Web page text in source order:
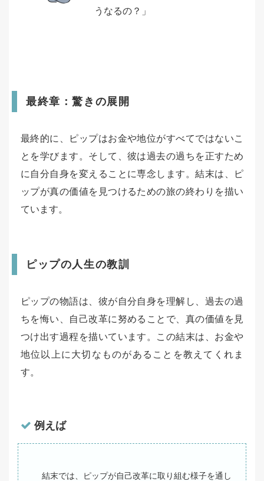
うなるの？」
最終章：驚きの展開
最終的に、ピップはお金や地位がすべてではないこ
とを学びます。そして、彼は過去の過ちを正すため
に自分自身を変えることに専念します。結末は、ピ
ップが真の価値を見つけるための旅の終わりを描い
ています。
ピップの人生の教訓
ピップの物語は、彼が自分自身を理解し、過去の過
ちを悔い、自己改革に努めることで、真の価値を見
つけ出す過程を描いています。この結末は、お金や
地位以上に大切なものがあることを教えてくれま
す。
例えば
結末では、ピップが自己改革に取り組む様子を通し